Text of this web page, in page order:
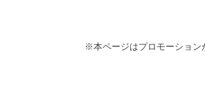
※本ページはプロモーション